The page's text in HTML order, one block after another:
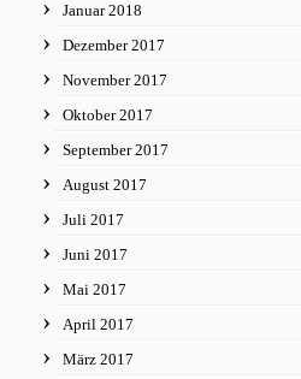
Januar 2018
Dezember 2017
November 2017
Oktober 2017
September 2017
August 2017
Juli 2017
Juni 2017
Mai 2017
April 2017
März 2017